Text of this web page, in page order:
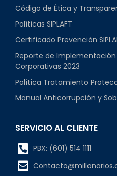
Código de Ética y
Políticas SIPLAFT
Certificado Prevención
Reporte de
Corporativas 2023
Política Tratamiento
Manual Anticorrupción y
SERVICIO AL CLIENTE
PBX: (601) 514 1111